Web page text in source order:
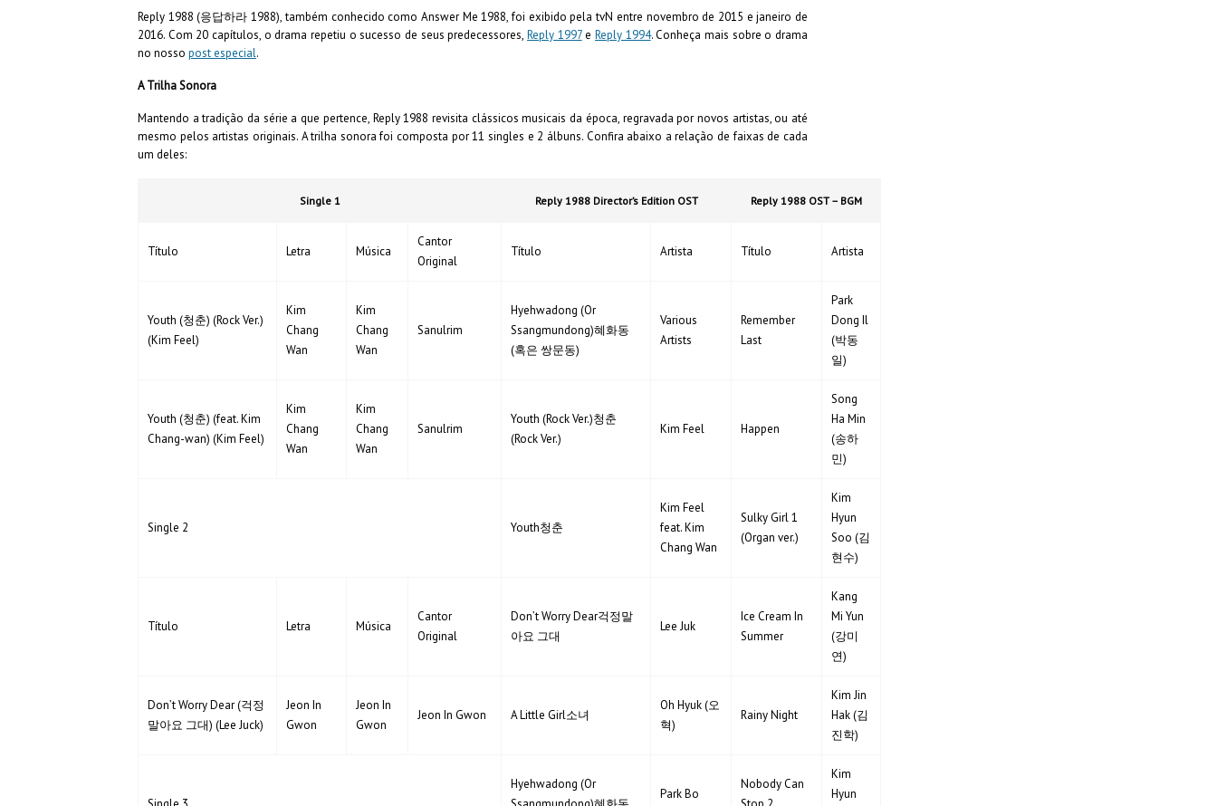
Reply 1988 (응답하라 1988), também conhecido como Answer Me 1988, foi exibido pela tvN entre novembro de 2015 e janeiro de
2016. Com 20 capítulos, o drama repetiu o sucesso de seus predecessores, Reply 1997eReply 1994. Conheça mais sobre o drama
no nosso post especial.
A Trilha Sonora
Mantendo a tradição da série a que pertence, Reply 1988 revisita clássicos musicais da época, regravada por novos artistas, ou até
mesmo pelos artistas originais. A trilha sonora foi composta por 11 singles e 2 álbuns. Confira abaixo a relação de faixas de cada
um deles:
Single 1 Reply 1988 Director’s Edition OST Reply 1988 OST – BGM
Título Letra Música
Cantor
Original
Título Artista Título Artista
Youth (청춘) (Rock Ver.)
(Kim Feel)
Kim
Chang
Wan
Kim
Chang
Wan
Sanulrim
Hyehwadong (Or
Ssangmundong)혜화동
(혹은 쌍문동)
Various
Artists
Remember
Last
Park
Dong Il
(박동
일)
Youth (청춘) (feat. Kim
Chang-wan) (Kim Feel)
Kim
Chang
Wan
Kim
Chang
Wan
Sanulrim
Youth (Rock Ver.)청춘
(Rock Ver.)
Kim Feel Happen
Song
Ha Min
(송하
민)
Single 2 Youth청춘
Kim Feel
feat. Kim
Chang Wan
Sulky Girl 1
(Organ ver.)
Kim
Hyun
Soo (김
현수)
Título Letra Música
Cantor
Original
Don’t Worry Dear걱정말
아요 그대
Lee Juk
Ice Cream In
Summer
Kang
Mi Yun
(강미
연)
Don’t Worry Dear (걱정
말아요 그대) (Lee Juck)
Jeon In
Gwon
Jeon In
Gwon
Jeon In Gwon A Little Girl소녀
Oh Hyuk (오
혁)
Rainy Night
Kim Jin
Hak (김
진학)
Hyehwadong (Or
Park Bo
Nobody Can
Kim
Hyun